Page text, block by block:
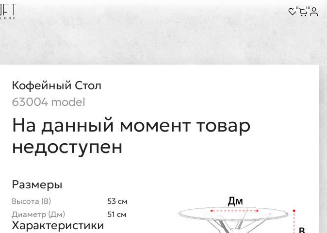
0 10
Кофейный Стол
63004 model
На данный момент товар
недоступен
Размеры
Высота (В)
53 см
Диаметр (Дм)
51 см
Характеристики